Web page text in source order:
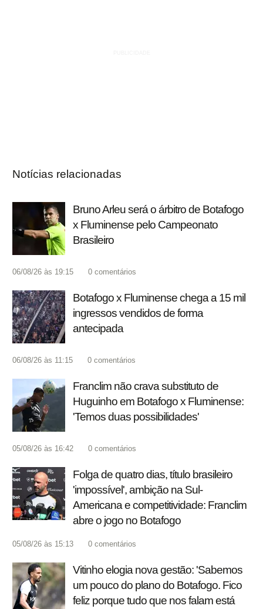
Notícias relacionadas
Bruno Arleu será o árbitro de Botafogo
x Fluminense pelo Campeonato
Brasileiro
06/08/26 às 19:15 0 comentários
Botafogo x Fluminense chega a 15 mil
ingressos vendidos de forma
antecipada
06/08/26 às 11:15 0 comentários
Franclim não crava substituto de
Huguinho em Botafogo x Fluminense:
'Temos duas possibilidades'
05/08/26 às 16:42 0 comentários
Folga de quatro dias, título brasileiro
'impossível', ambição na Sul-
Americana e competitividade: Franclim
abre o jogo no Botafogo
05/08/26 às 15:13 0 comentários
Vitinho elogia nova gestão: 'Sabemos
um pouco do plano do Botafogo. Fico
feliz porque tudo que nos falam está